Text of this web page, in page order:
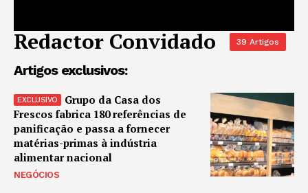
Redactor Convidado 39 Artigos
Artigos exclusivos:
Grupo da Casa dos
Frescos fabrica 180 referências de
panificação e passa a fornecer
matérias-primas à indústria
alimentar nacional
NEGÓCIOS